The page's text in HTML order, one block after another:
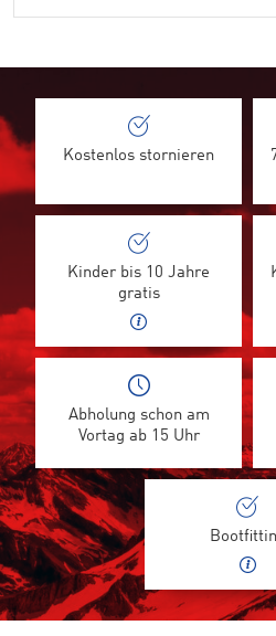
Kostenlos stornieren
Kinder bis 10 Jahre
gratis
Abholung schon am
Vortag ab 15 Uhr